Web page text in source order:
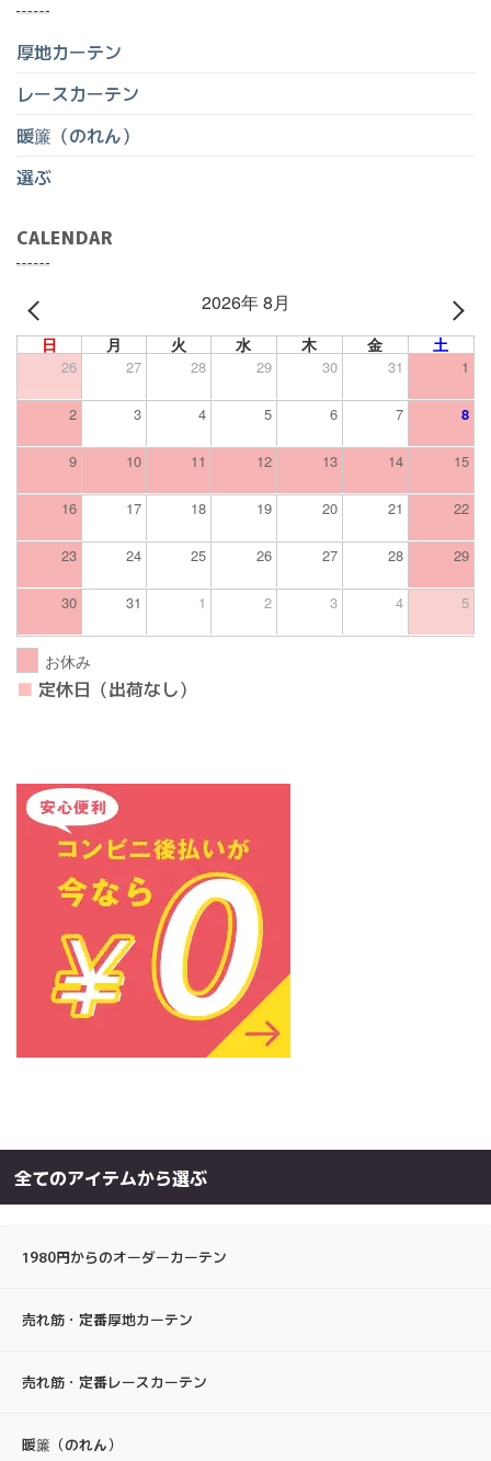
厚地カーテン
レースカーテン
暖簾（のれん）
選ぶ
CALENDAR
2026年 8月
日 月 火 水 木 金 土
26 27 28 29 30 31 1
2 3 4 5 6 7 8
9 10 11 12 13 14 15
16 17 18 19 20 21 22
23 24 25 26 27 28 29
30 31 1 2 3 4 5
お休み
■ 定休日（出荷なし）
全てのアイテムから選ぶ
1980円からのオーダーカーテン
売れ筋・定番厚地カーテン
売れ筋・定番レースカーテン
暖簾（のれん）